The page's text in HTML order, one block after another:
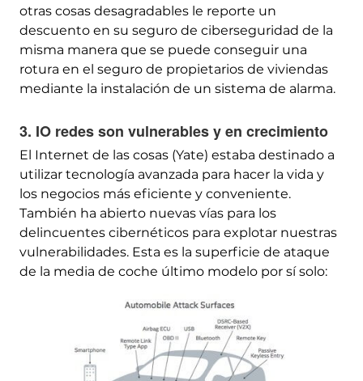
otras cosas desagradables le reporte un
descuento en su seguro de ciberseguridad de la
misma manera que se puede conseguir una
rotura en el seguro de propietarios de viviendas
mediante la instalación de un sistema de alarma.
3. IO redes son vulnerables y en crecimiento
El Internet de las cosas (Yate) estaba destinado a
utilizar tecnología avanzada para hacer la vida y
los negocios más eficiente y conveniente.
También ha abierto nuevas vías para los
delincuentes cibernéticos para explotar nuestras
vulnerabilidades. Esta es la superficie de ataque
de la media de coche último modelo por sí solo: